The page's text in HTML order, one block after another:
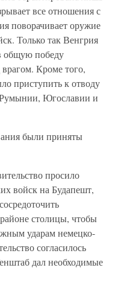
все отношения с
поворачивает оружие
Только так Венгрия
общую победу
Кроме того,
приступить к отводу
Румынии, Югославии и
были приняты
просило
войск на Будапешт,
столицы, чтобы
ударам немецко-
согласилось
дал необходимые